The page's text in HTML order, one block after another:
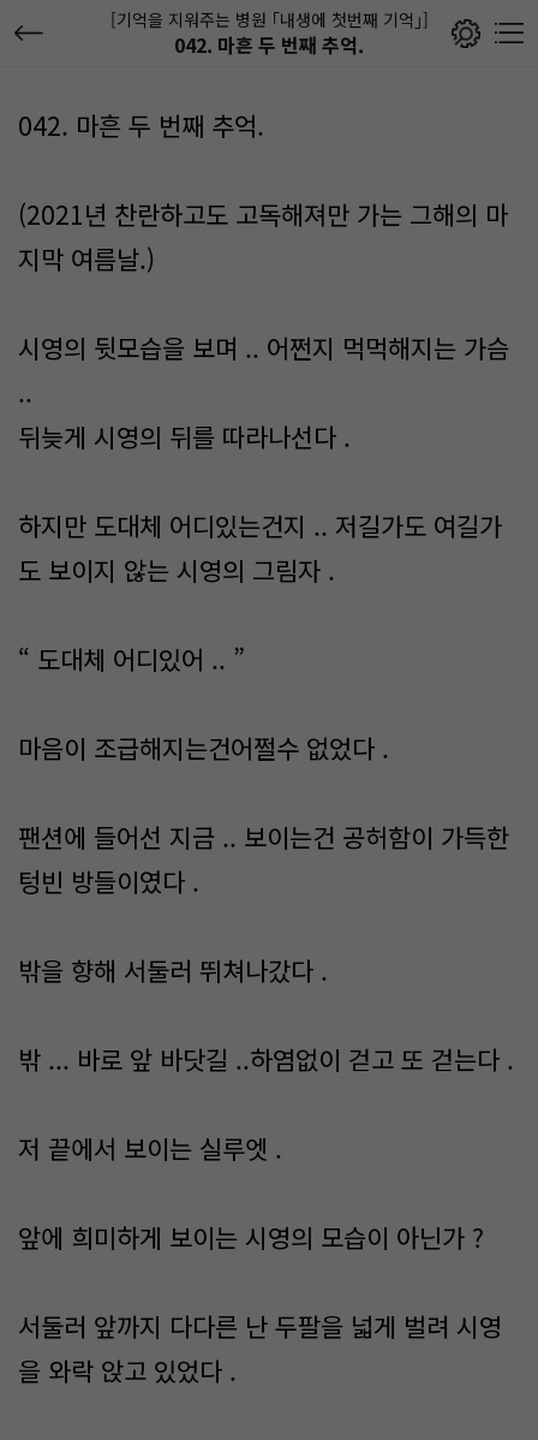
[기억을 지워주는 병원 ｢내생에 첫번째 기억｣]
042. 마흔 두 번째 추억.
042. 마흔 두 번째 추억.
(2021년 찬란하고도 고독해져만 가는 그해의 마
지막 여름날.)
시영의 뒷모습을 보며 .. 어쩐지 먹먹해지는 가슴
..
뒤늦게 시영의 뒤를 따라나선다 .
하지만 도대체 어디있는건지 .. 저길가도 여길가
도 보이지 않는 시영의 그림자 .
“ 도대체 어디있어 .. ”
마음이 조급해지는건어쩔수 없었다 .
팬션에 들어선 지금 .. 보이는건 공허함이 가득한
텅빈 방들이였다 .
밖을 향해 서둘러 뛰쳐나갔다 .
밖 ... 바로 앞 바닷길 ..하염없이 걷고 또 걷는다 .
저 끝에서 보이는 실루엣 .
앞에 희미하게 보이는 시영의 모습이 아닌가 ?
서둘러 앞까지 다다른 난 두팔을 넓게 벌려 시영
을 와락 앉고 있었다 .